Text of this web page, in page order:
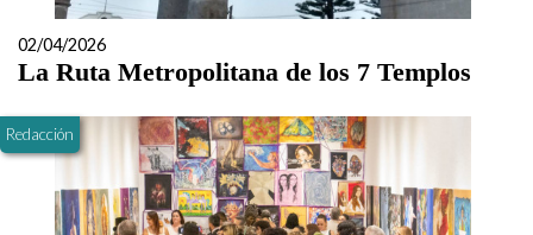
02/04/2026
La Ruta Metropolitana de los 7 Templos
Redacción